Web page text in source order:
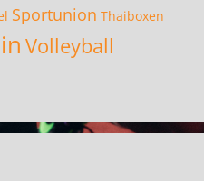
Sportunion Thaiboxen
Volleyball